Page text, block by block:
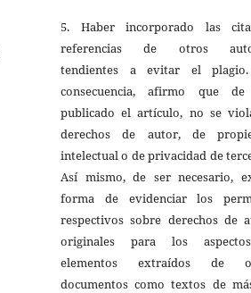
5. Haber incorporado las
referencias de otros
tendientes a evitar el
consecuencia, afirmo que
publicado el artículo, no se
derechos de autor, de
intelectual o de privacidad de
Así mismo, de ser necesario,
forma de evidenciar los
respectivos sobre derechos de
originales para los
elementos extraídos de
documentos como textos de